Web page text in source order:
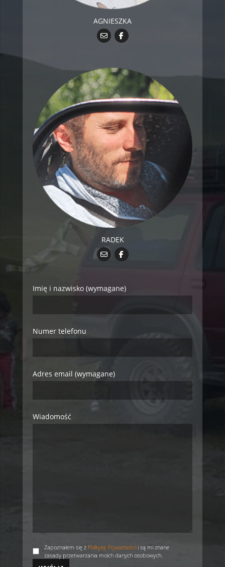
AGNIESZKA
RADEK
Imię i nazwisko (wymagane)
Numer telefonu
Adres email (wymagane)
Wiadomość
Zapoznałem się zPolityką Prywatnościi są mi znane
zasady przetwarzania moich danych osobowych.